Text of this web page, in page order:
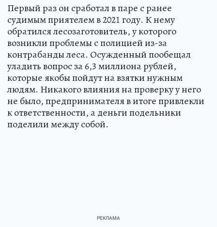
Первый раз он сработал в паре с ранее
судимым приятелем в 2021 году. К нему
обратился лесозаготовитель, у которого
возникли проблемы с полицией из-за
контрабанды леса. Осужденный пообещал
уладить вопрос за 6,3 миллиона рублей,
которые якобы пойдут на взятки нужным
людям. Никакого влияния на проверку у него
не было, предпринимателя в итоге привлекли
к ответственности, а деньги подельники
поделили между собой.